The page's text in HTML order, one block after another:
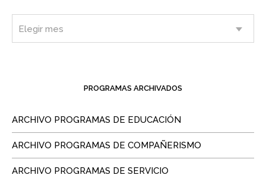
PROGRAMAS ARCHIVADOS
ARCHIVO PROGRAMAS DE EDUCACIÓN
ARCHIVO PROGRAMAS DE COMPAÑERISMO
ARCHIVO PROGRAMAS DE SERVICIO